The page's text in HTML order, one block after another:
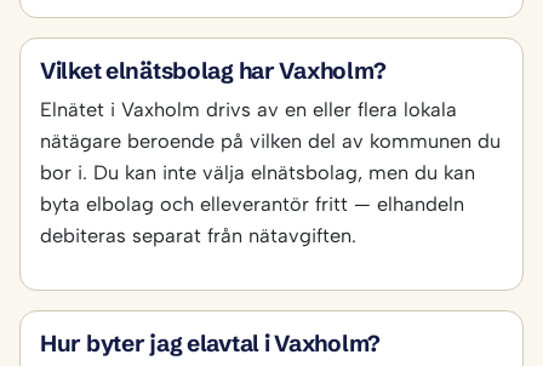
Vilket elnätsbolag har Vaxholm?
Elnätet i Vaxholm drivs av en eller flera lokala
nätägare beroende på vilken del av kommunen du
bor i. Du kan inte välja elnätsbolag, men du kan
byta elbolag och elleverantör fritt — elhandeln
debiteras separat från nätavgiften.
Hur byter jag elavtal i Vaxholm?